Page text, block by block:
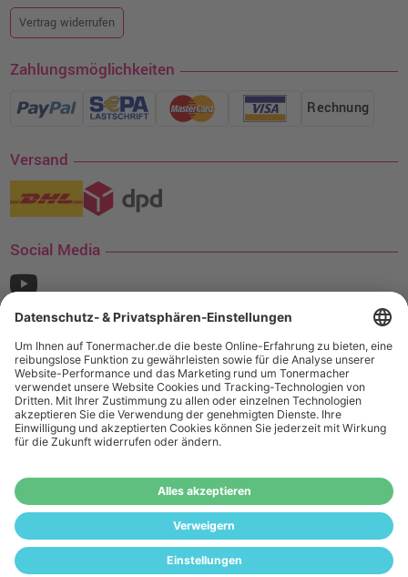
Vertrag widerrufen
Zahlungsmöglichkeiten
Rechnung
Versand
Social Media
¹ Nur gültig für den Versand innerhalb Deutschlands. Befindet sich ein Warenwert
von mindestens 35€ (inkl. Mwst.) an Ampertec Artikeln in Ihrem Warenkorb, ist der
Versand für Sie kostenfrei.
Das Angebot von tonermacher.de richtet sich
nicht an Wiederverkäufer. Wenn Sie Wiederverkäufer sind,
registrieren Sie sich bitte in unserem Händler-Portal